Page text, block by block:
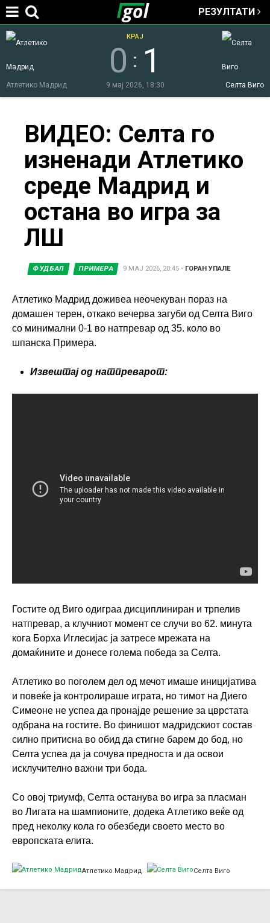
Jump to navigation
РЕЗУЛТАТИ
Атлетико Мадрид Селта Виго
0 : 1
КРАЈ
9 мај 2026, 18:30
here
ВИДЕО: Селта го
изненади Атлетико
среде Мадрид и
остана во игра за
ЛШ
ФУДБАЛ ПРИМЕРА 9 МАЈ 2026, 20:45• ГОРАН УПАЛЕ
Атлетико Мадрид доживеа неочекуван пораз на
домашен терен, откако вечерва загуби од Селта Виго
со минимални 0-1 во натпревар од 35. коло во
шпанска Примера.
Извештај од натпреварот:
Гостите од Виго одиграа дисциплиниран и трпелив
натпревар, а клучниот момент се случи во 62. минута
кога Борха Иглесијас ја затресе мрежата на
домаќините и донесе голема победа за Селта.
Атлетико во поголем дел од мечот имаше иницијатива
и повеќе ја контролираше играта, но тимот на Диего
Симеоне не успеа да пронајде решение за цврстата
одбрана на гостите. Во финишот мадридскиот состав
силно притисна во обид да стигне барем до бод, но
Селта успеа да ја сочува предноста и да освои
исклучително важни три бода.
Со овој триумф, Селта останува во игра за пласман
во Лигата на шампионите, додека Атлетико веќе од
пред неколку кола го обезбеди своето место во
европската елита.
Атлетико Мадрид Селта Виго